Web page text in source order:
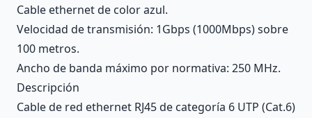
Cable ethernet de color azul.
Velocidad de transmisión: 1Gbps (1000Mbps) sobre
100 metros.
Ancho de banda máximo por normativa: 250 MHz.
Descripción
Cable de red ethernet RJ45 de categoría 6 UTP (Cat.6)